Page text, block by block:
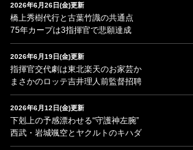
2026年6月26日(金)更新
橋上秀樹代行と古葉竹識の共通点
75年カープは3指揮官で悲願達成
2026年6月19日(金)更新
指揮官交代劇は東北楽天のお家芸か
まさかのロッテ吉井理人前監督招聘
2026年6月12日(金)更新
下剋上の予感漂わせる“守護神左腕”
西武・岩城颯空とヤクルトのキハダ